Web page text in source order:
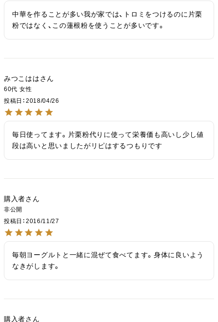
中華を作ることが多い我が家では、トロミをつけるのに片栗
粉ではなく、この蓮根粉を使うことが多いです。
みつこはは
60代 女性
投稿日
2018/04/26
毎日使ってます。片栗粉代りに使って栄養価も高いし少し値
段は高いと思いましたがリピはするつもりです
購入者
非公開
投稿日
2016/11/27
毎朝ヨーグルトと一緒に混ぜて食べてます。身体に良いよう
なきがします。
購入者